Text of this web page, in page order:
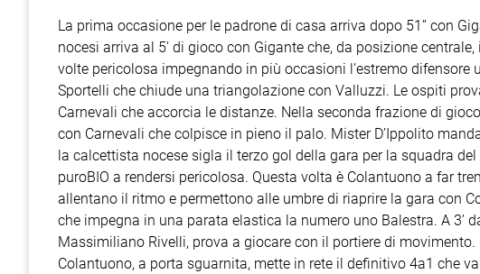
La prima occasione per le padrone di casa arriva dopo 51’’ con
nocesi arriva al 5’ di gioco con Gigante che, da posizione
volte pericolosa impegnando in più occasioni l’estremo
Sportelli che chiude una triangolazione con Valluzzi. Le ospiti
Carnevali che accorcia le distanze. Nella seconda frazione di
con Carnevali che colpisce in pieno il palo. Mister D’Ippolito
la calcettista nocese sigla il terzo gol della gara per la squadra del
puroBIO a rendersi pericolosa. Questa volta è Colantuono a far
allentano il ritmo e permettono alle umbre di riaprire la gara con
che impegna in una parata elastica la numero uno Balestra. A 3’
Massimiliano Rivelli, prova a giocare con il portiere di movimento.
Colantuono, a porta sguarnita, mette in rete il definitivo 4a1 che